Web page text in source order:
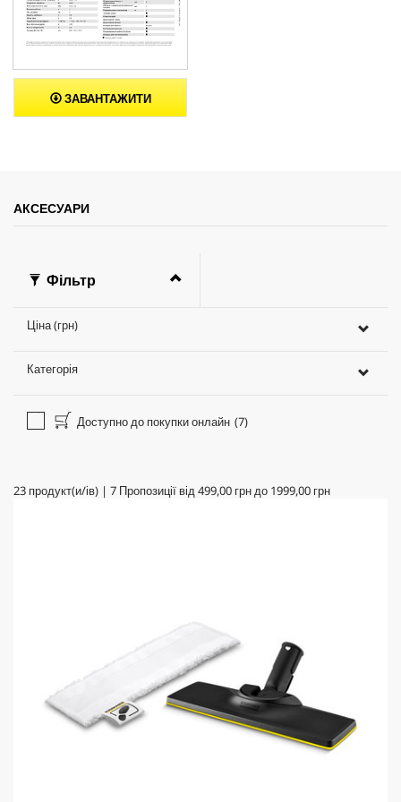
ЗАВАНТАЖИТИ
АКСЕСУАРИ
Фільтр
Ціна (грн)
Категорія
Доступно до покупки онлайн (7)
23 продукт(и/ів) | 7 Пропозиції від499,00 грндо 1999,00 грн